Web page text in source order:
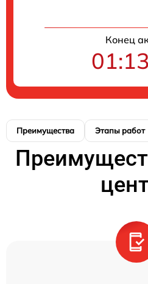
Конец
Преимущества Этапы работ